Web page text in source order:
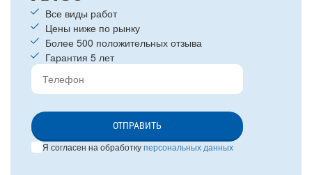
Все виды работ
Цены ниже по рынку
Более 500 положительных отзыва
Гарантия 5 лет
ОТПРАВИТЬ
Я согласен на обработкуперсональных данных